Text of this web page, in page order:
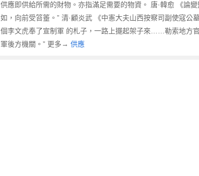
供應即供給所需的財物。亦指滿足需要的物資。 唐·韓愈 《論
如，向前受笞箠。” 清·顧炎武 《中憲大夫山西按察司副使寇公
個李文虎奉了宣制軍 的札子，一路上擺起架子來……勒索地方
軍後方機關。” 更多→ 供應